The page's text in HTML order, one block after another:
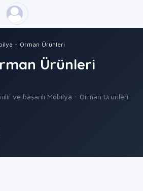
- Orman Ürünleri
Ürünleri
ve başarılı Mobilya - Orman Ürünleri